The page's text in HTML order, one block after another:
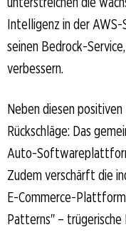
Intelligenz in der
seinen Bedrock-
verbessern.
Neben diesen
Rückschläge: Das
Auto-
Zudem verschärft die
E-Commerce-
Patterns" –